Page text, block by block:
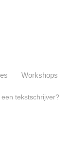
tekstschrijver?
Workshops